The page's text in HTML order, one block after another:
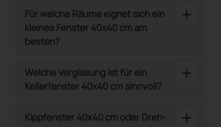
Für welche Räume eignet sich ein
kleines Fenster 40x40 cm am
besten?
+
Welche Verglasung ist für ein
Kellerfenster 40x40 cm sinnvoll?
+
Kippfenster 40x40 cm oder Dreh-
+